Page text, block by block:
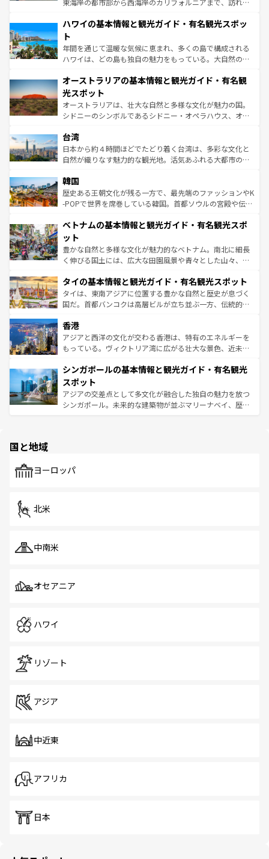
着のスイス情報はコンテンツ一覧を参照してほしい。
東海岸の都市部から西海岸のカリフォルニアまで、訪れる
のような巨大都市は、観光、ショッピング、エンターテイ
ンメントが詰まった刺激的なスポットだ。一方、アメリカ
西部には大自然が広がり、グランドキャニオンやイエロー
ストーン国立公園といった絶景が堪能できる。さらに、南
文化が魅力。旅行者はアメリカの各地域で異なる魅力を楽
しみながら、その多様性と豊かな歴史を感じることができ
るだろう。車でのロードトリップや列車の旅も、アメリカ
ならではの贅沢な旅のスタイルだ。 なお、新着のアメリカ
情報は コンテンツ一覧 を参照してほしい。
ハワイの基本情報と観光ガイド・有名観光スポッ
ト
年間を通じて温暖な気候に恵まれ、多くの島で構成される
ハワイは、どの島も独自の魅力をもっている。大自然の神
ワイ島は見逃せない。また、定番の観光地といえばオアフ
島だが、静かな自然を求めるならマウイ島やカウアイ島が
おすすめ。エメラルドグリーンに輝く海をはじめ、豊かな
文化や歴史が息づいている。「アロハスピリット」と呼ば
人々、おいしいローカルフードやハワイアンミュージッ
ク、伝統的なフラダンスなど、すべてがハワイの魅力を彩
っている。訪れるたびに新しい発見と感動が待っているハ
はコンテンツ一覧
オーストラリアの基本情報と観光ガイド・有名観
光スポット
オーストラリアは、壮大な自然と多様な文化が魅力の国。
シドニーのシンボルであるシドニー・オペラハウス、オー
リアリーフや大陸中央部にそびえるウルル（エアーズロッ
ク）、タスマニアの美しい原生林やケアンズの熱帯雨林な
ど、見どころがたくさん。また、カフェやワイン、オージ
いる。アクティビティも充実しており、サーフィンやダイ
ビング、ハイキングなど、アウトドア好きにはたまらな
い。オーストラリアの多彩な魅力を存分に味わいつくそ
参照してほしい。
台湾
日本から約４時間ほどでたどり着く台湾は、多彩な文化と
自然が織りなす魅力的な観光地。活気あふれる大都市の台
ン）、静ひつな山岳地帯である台湾東部など、都市の喧騒
と山間の静けさが共存しており、訪れる人に新しい発見と
驚きをもたらしてくれる。また、奥深い台湾の食文化も魅
容にもいいと評判のスイーツなど、バラエティ豊かな料理
照してほしい。
韓国
歴史ある王朝文化が残る一方で、最先端のファッションやK
-POPで世界を席巻している韓国。首都ソウルの宮殿や伝統
き、地方に足を延ばせば四季折々の自然美を楽しむことが
できる。そして、キムチや焼肉、絶品のストリートフード
まで、さまざまな韓国料理が待っている。夜には、韓国な
らではのナイトライフも堪能できる。あたたかいホスピタ
わってみてほしい。 なお、新着の韓国情報はコンテンツ一
覧 を参照してほしい。
ベトナムの基本情報と観光ガイド・有名観光スポ
ット
豊かな自然と多様な文化が魅力的なベトナム。南北に細長
く伸びる国土には、広大な田園風景や青々とした山々、世
急速な発展と共に伝統が息づく。ハノイの古い町並みやホ
ーチミン市のフランス統治時代の建物も、独特の雰囲気を
醸し出している。また、バラエティの豊かさとおいしさで
とつ。フォーやバインミー、ベトナムコーヒーなどは、ぜ
ひ現地で味わいたい。どの地域を訪れてもあたたかい人々
が旅行者を迎えてくれるので、きっと忘れられない旅にな
参照してほしい。
タイの基本情報と観光ガイド・有名観光スポット
タイは、東南アジアに位置する豊かな自然と歴史が息づく
国だ。首都バンコクは高層ビルが立ち並ぶ一方、伝統的な
の活気が交差している。北部ではチェンマイなどの山岳地
帯で自然と触れ合い、南部ではプーケットやクラビの美し
いビーチでリゾート気分を楽しむことができる。タイ料理
激する。気候は一年中温暖で、どの季節にも異なる楽しみ
が待っている。親しみやすいタイの人々、仏教を中心とし
た文化、そして多様な観光資源が、訪れる旅人を魅了し続
ける。 なお、新着のタイ情報はコンテンツ一覧を参照して
香港
アジアと西洋の文化が交わる香港は、特有のエネルギーを
もっている。ヴィクトリア湾に広がる壮大な景色、近未来
み、どこを訪れても感動するはず。観光スポットが密集し
ており、効率よく見どころを回れるのも魅力。息をのむよ
うな絶景から文化的な体験まで、香港を存分に楽しみ尽く
そう。 なお、新着の香港情報はコンテンツ一覧を参照して
シンガポールの基本情報と観光ガイド・有名観光
スポット
アジアの交差点として多文化が融合した独自の魅力を放つ
シンガポール。未来的な建築物が並ぶマリーナベイ、歴史
で、ホーカーズは地元の風情を楽しめる外せないスポット
国と地域
ヨーロッパ
北米
中南米
オセアニア
ハワイ
リゾート
アジア
中近東
アフリカ
日本